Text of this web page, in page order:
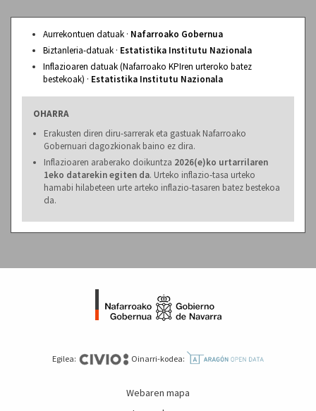
Aurrekontuen datuak · Nafarroako Gobernua
Biztanleria-datuak · Estatistika Institutu Nazionala
Inflazioaren datuak (Nafarroako KPIren urteroko batez
bestekoak) · Estatistika Institutu Nazionala
OHARRA
Erakusten diren diru-sarrerak eta gastuak Nafarroako
Gobernuari dagozkionak baino ez dira.
Inflazioaren araberako doikuntza 2026(e)ko urtarrilaren
1eko datarekin egiten da. Urteko inflazio-tasa urteko
hamabi hilabeteen urte arteko inflazio-tasaren batez bestekoa
da.
Egilea: Oinarri-kodea:
Webaren mapa